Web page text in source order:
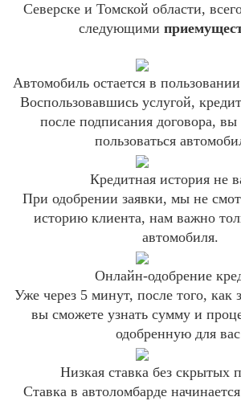
Северске и Томской области,
следующими
Автомобиль остается в
Воспользовавшись услугой,
после подписания договора, вы
пользоваться
Кредитная история не
При одобрении заявки, мы не
историю клиента, нам важно
автомобиля.
Онлайн-одобрение
Уже через 5 минут, после того, как
вы сможете узнать сумму и
одобренную для
Низкая ставка без скрытых
Ставка в автоломбарде